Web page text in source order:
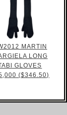
MARTIN
LONG
GLOVES
($346.50)